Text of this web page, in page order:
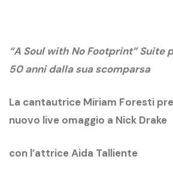
“A Soul with No Footprint” Suite
50 anni dalla sua scomparsa
La cantautrice Miriam Foresti
nuovo live omaggio a Nick Drake
con l’attrice Aida Talliente